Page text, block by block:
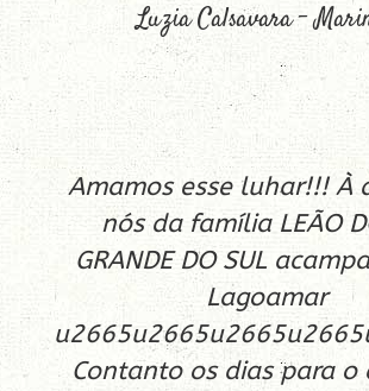
Luzia Calsavara –
Amamos esse luhar!!! À
nós da família LEÃO
GRANDE DO SUL
Lagoamar
Contanto os dias para o